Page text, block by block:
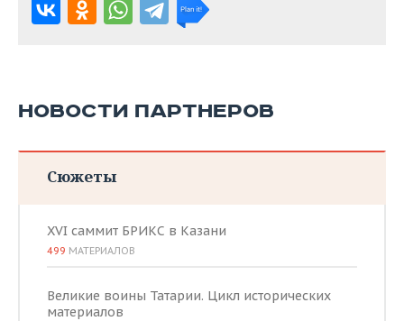
НОВОСТИ ПАРТНЕРОВ
Сюжеты
XVI саммит БРИКС в Казани
499 МАТЕРИАЛОВ
Великие воины Татарии. Цикл исторических
материалов